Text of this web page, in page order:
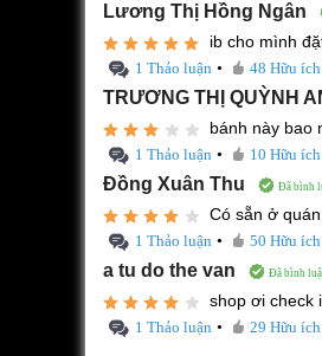
Lương Thị Hồng Ngân
ib cho mình
1 Thảo luận • 48 Hữu ích
TRƯƠNG THỊ QUỲNH
bánh này bao
1 Thảo luận • 10 Hữu ích
Đồng Xuân Thu Đã bình
Có sẵn ở
1 Thảo luận • 50 Hữu ích
a tu do the van Đã bình
shop ơi check
1 Thảo luận • 29 Hữu ích